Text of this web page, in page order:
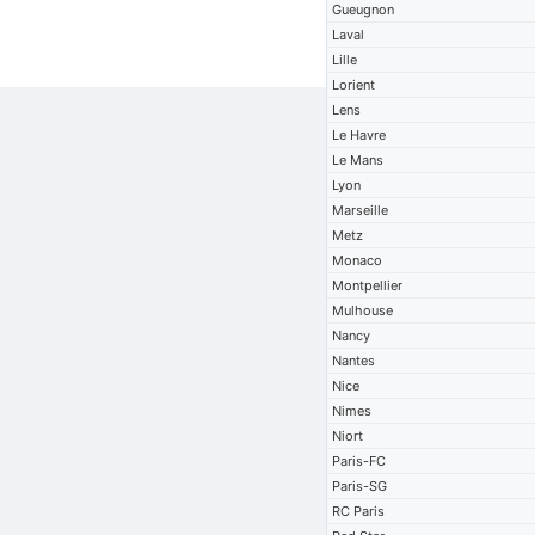
Gueugnon
Laval
Lille
Lorient
Lens
Le Havre
Le Mans
Lyon
Marseille
Metz
Monaco
Montpellier
Mulhouse
Nancy
Nantes
Nice
Nimes
Niort
Paris-FC
Paris-SG
RC Paris